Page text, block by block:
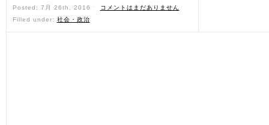
Posted: 7月 26th, 2016 ˑ
コメントはまだありません
Filled under: 社会・政治